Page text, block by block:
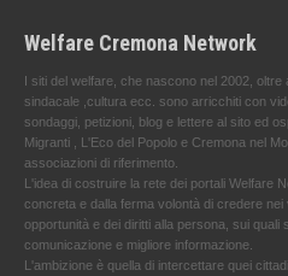
Welfare Cremona Network
I siti del welfare, che nascono nel 2002, oltre
sindacale ,cultura ecc. sono arricchiti con
sondaggi, petizioni, blog e lettere al sito ed
Migranti , L'Eco del Popolo e Cremona nel
associazioni di riferimento.
L'idea di costruire la rete dei portali Welfare
concreta e dalla ferma volontà di credere nei
opportunità e dei diritti alla persona, sui quali
comunicazione e migliore informazione.
L'ambizione è quella di intercettare quei